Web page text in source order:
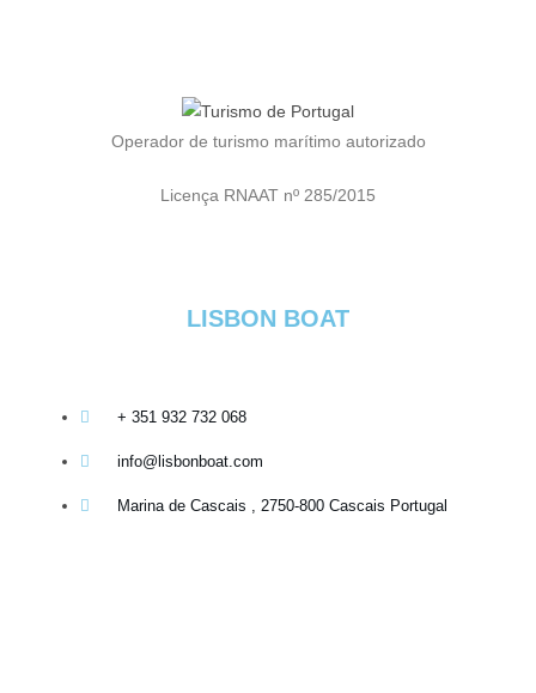
Operador de turismo marítimo autorizado
Licença RNAAT nº 285/2015
LISBON BOAT
+ 351 932 732 068
info@lisbonboat.com
Marina de Cascais , 2750-800 Cascais Portugal​